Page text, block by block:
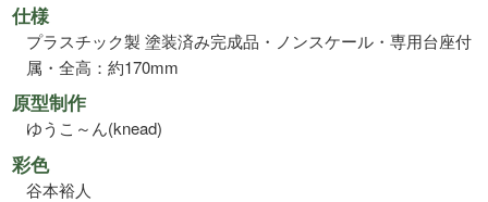
仕様
プラスチック製 塗装済み完成品・ノンスケール・専用台座付
属・全高：約170mm
原型制作
ゆうこ～ん(knead)
彩色
谷本裕人